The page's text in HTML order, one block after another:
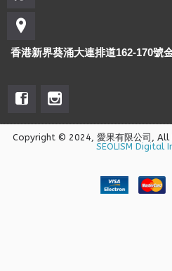
香港新界葵涌大連排道162-170號
Copyright © 2024, 愛果有限公司,
SEOLISM Digital